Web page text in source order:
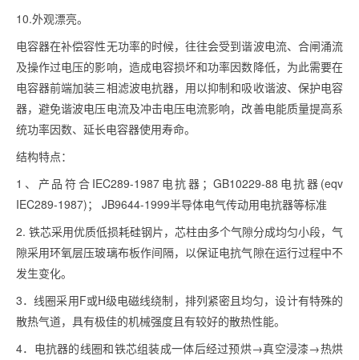
10.外观漂亮。
电容器在补偿容性无功率的时候，往往会受到谐波电流、合闸涌流
及操作过电压的影响，造成电容损坏和功率因数降低，为此需要在
电容器前端加装三相滤波电抗器，用以抑制和吸收谐波、保护电容
器，避免谐波电压电流及冲击电压电流影响，改善电能质量提高系
统功率因数、延长电容器使用寿命。
结构特点：
1、产品符合IEC289-1987电抗器；GB10229-88电抗器(eqv
IEC289-1987)； JB9644-1999半导体电气传动用电抗器等标准
2. 铁芯采用优质低损耗硅钢片，芯柱由多个气隙分成均匀小段，气
隙采用环氧层压玻璃布板作间隔，以保证电抗气隙在运行过程中不
发生变化。
3．线圈采用F或H级电磁线绕制，排列紧密且均匀，设计有特殊的
散热气道，具有极佳的机械强度且有较好的散热性能。
4．电抗器的线圈和铁芯组装成一体后经过预烘→真空浸漆→热烘